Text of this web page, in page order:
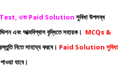
Test, এবং Paid Solution সুবিধাউপলব্ধ
এবংআত্মবিশ্বাস বৃদ্ধিতে সহায়ক। MCQs &
নিতে সাহায্য করবে। Paid Solution সুবিধা
যাবে।